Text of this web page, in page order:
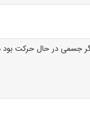
جسمی در حال حرکت